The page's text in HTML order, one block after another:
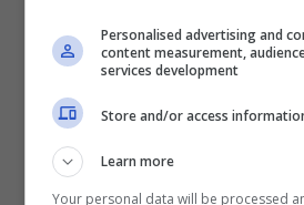
Personalised advertising and
content measurement,
services development
Store and/or access
Learn more
Your personal data will be processed